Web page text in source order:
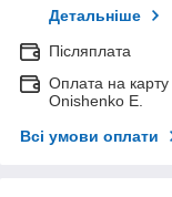
Детальніше
Післяплата
Оплата на
Onishenko E.
Всі умови оплати